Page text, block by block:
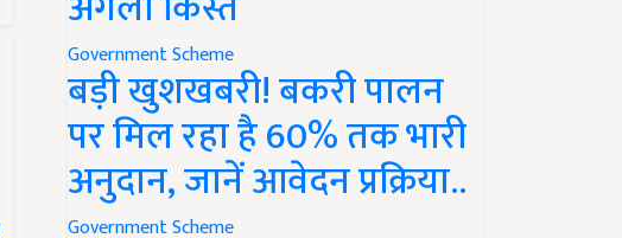
Government Scheme
बड़ी खुशखबरी! बकरी पालन
पर मिल रहा है 60% तक भारी
अनुदान, जानें आवेदन प्रक्रिया..
Government Scheme